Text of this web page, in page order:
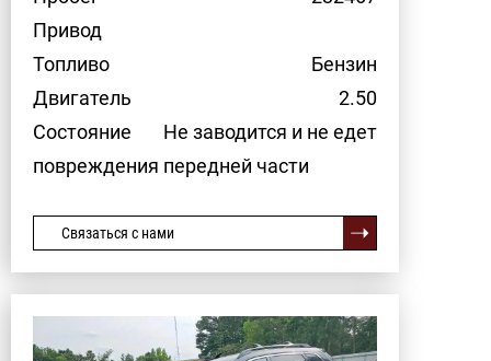
Привод
Топливо
Бензин
Двигатель
2.50
Состояние
Не заводится и не едет
повреждения передней части
Связаться с нами